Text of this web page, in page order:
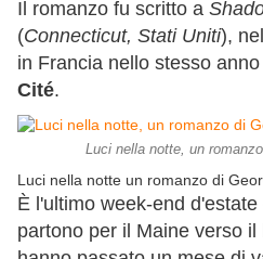
Il romanzo fu scritto a
(Connecticut, Stati Uniti),
in Francia nello stesso anno
Cité.
Luci nella notte, un
Luci nella notte un romanzo di
È l'ultimo week-end
partono per il Maine verso